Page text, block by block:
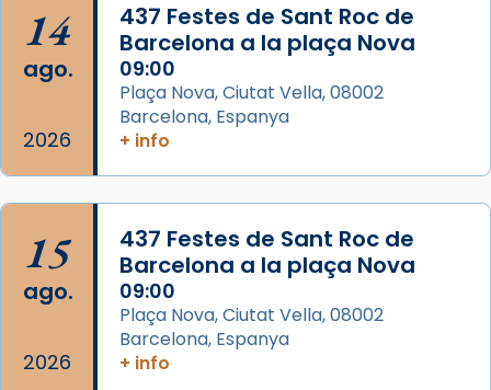
Arquebisbat de Barcelona
2 weeks ago
Memòria de les santes Juliana i
Semproniana, verges i màrtirs.
Acompanyant la història de sant Cugat, a
partir de l’Edat Mitjana sorgeix la tradició
que les santes Juliana (“relatiu a Júlia”) i
Semproniana (“relatiu a Semprònia =
eterna”) són deixebles seves. I l’any 1667, el
frare Joan Gaspar Roig, afirma en una obra
que les santes són filles de l’antiga Iluro.
Mataró en reivindicarà les relíq
...
14
ago.
2026
437 Festes de Sant Roc de
Barcelona a la plaça Nova
09:00
Plaça Nova, Ciutat Vella, 08002
Barcelona, Espanya
+ info
15
ago.
2026
437 Festes de Sant Roc de
Barcelona a la plaça Nova
09:00
Plaça Nova, Ciutat Vella, 08002
Barcelona, Espanya
+ info